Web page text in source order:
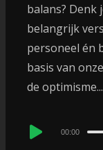
balans? Denk
belangrijk
personeel én
basis van
de optimisme...
Audio
00:00